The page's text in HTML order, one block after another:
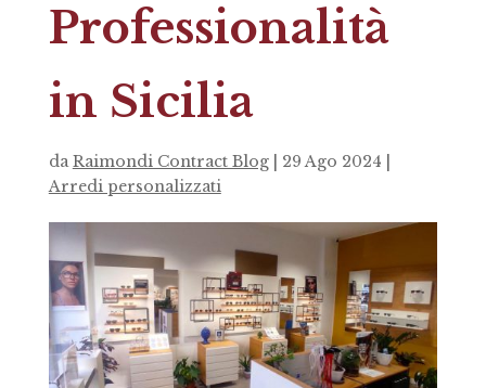
Professionalità
in Sicilia
daRaimondi Contract Blog| 29 Ago 2024
Arredi personalizzati